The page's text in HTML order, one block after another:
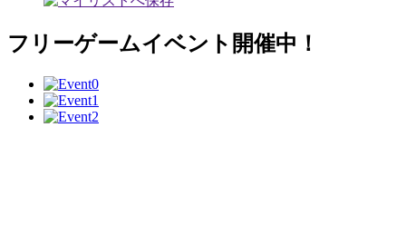
フリーゲームイベント開催中！